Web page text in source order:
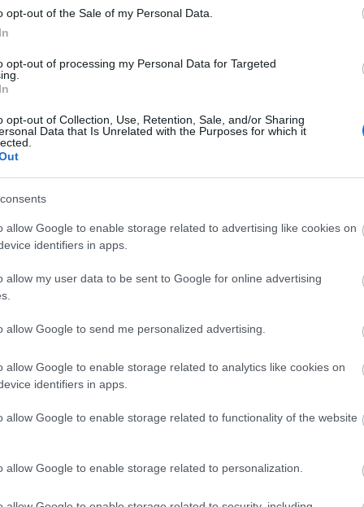
opt-out of the Sale of my Personal Data.
opt-out of processing my Personal Data for Targeted
opt-out of Collection, Use, Retention, Sale, and/or Sharing
Data that Is Unrelated with the Purposes for which it
allow Google to enable storage related to advertising like cookies on
identifiers in apps.
allow my user data to be sent to Google for online advertising
allow Google to send me personalized advertising.
allow Google to enable storage related to analytics like cookies on
identifiers in apps.
allow Google to enable storage related to functionality of the website
allow Google to enable storage related to personalization.
oldalt
és dizájnokkal várja az ünnepekre készülőket.
oldalt
videó, amely részletesen bemutatja a motor
tippek autók tuningjához.
oldalt
megoldásokat kínál a gépipar számára.
oldalt
SEO szolgáltatásai segítenek weboldalának
optimalizálási stratégiák.
oldalt
jogi tanácsadást nyújt munkajogi kérdésekben.
oldalt
gyorsszolgálata a 16. kerületben. Professzionális
SEO szolgáltatása technikai optimalizálásra
AI technológiával.
oldalt
CENTER, FOGSZABÁLYOZÓ,
leányfaluBudapest, call
fogszabályozó,
szőnyegtisztítás,
szőnyegtisztító, lézervágás,
autósiskola
csökkentéseszőnyegtisztítás24